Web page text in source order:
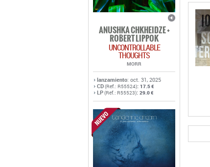
ANUSHKA CHKHEIDZE +
ROBERT LIPPOK
UNCONTROLLABLE
THOUGHTS
MORR
lanzamiento: oct. 31, 2025
CD(Ref.: R55524): 17.5 €
LP(Ref.: R55523): 29.0 €